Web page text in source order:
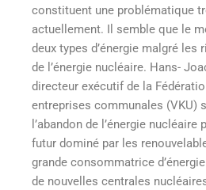
constituent une problématique
actuellement. Il semble que le
deux types d’énergie malgré les
de l’énergie nucléaire. Hans-
directeur exécutif de la
entreprises communales (VKU)
l’abandon de l’énergie
futur dominé par les
grande consommatrice
de nouvelles centrales